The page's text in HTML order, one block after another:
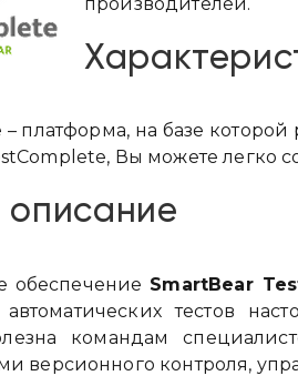
– платформа, на базе
Вы можете легко
описание
обеспечение SmartBear
тестов
командам
версионного контроля,